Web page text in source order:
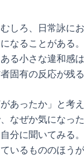
しろ、日常詠に
なることがある
る小さな違和感
固有の反応が残る
あったか」と考
なぜか気になっ
分に聞いてみる
いるもののほう